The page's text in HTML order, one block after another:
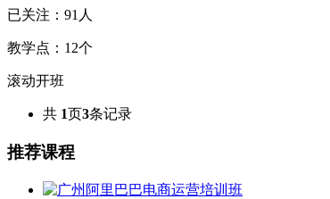
已关注： 91 人
教学点： 12个
滚动开班
共 1页3条记录
推荐课程